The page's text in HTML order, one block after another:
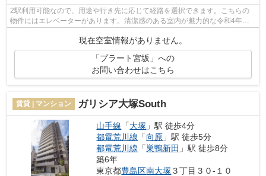
2駅利用可能なので、用途や行き先に応じて経路を選択できます。こちらの
物件にはエレベーターがあります。清潔感のある室内が魅力的な令和4年築
の物件となっており、一押しです。こち...
現在空室情報がありません。
「プラート宮坂」への
お問い合わせはこちら
賃貸 | マンション ガリシア大塚South
山手線 「大塚 」駅 徒歩4分
都電荒川線 「向原 」駅 徒歩5分
都電荒川線 「巣鴨新田 」駅 徒歩8分
築6年
東京都豊島区南大塚 ３丁目３０-１０